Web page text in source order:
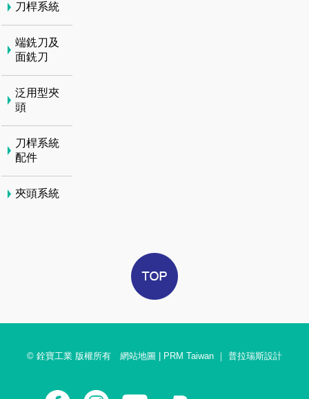
刀桿系統
端銑刀及
面銑刀
泛用型夾
頭
刀桿系統
配件
夾頭系統
© 銓寶工業 版權所有 網站地圖 PRM Taiwan ｜ 普拉瑞斯設計